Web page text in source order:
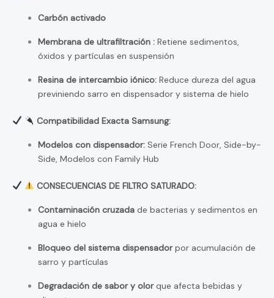
Carbón activado
Membrana de ultrafiltración : Retiene sedimentos,
óxidos y partículas en suspensión
Resina de intercambio iónico: Reduce dureza del agua
previniendo sarro en dispensador y sistema de hielo
Compatibilidad Exacta Samsung:
Modelos con dispensador: Serie French Door, Side-by-
Side, Modelos con Family Hub
CONSECUENCIAS DE FILTRO SATURADO:
Contaminación cruzada de bacterias y sedimentos en
agua e hielo
Bloqueo del sistema dispensadorpor acumulación de
sarro y partículas
Degradación de sabor y olorque afecta bebidas y